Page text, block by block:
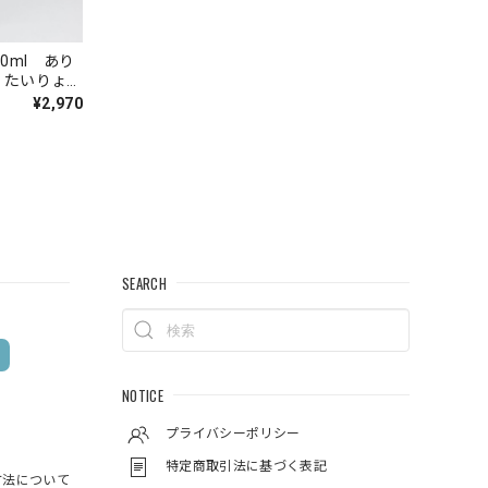
あり
いりょう
¥2,970
について
SEARCH
NOTICE
プライバシーポリシー
特定商取引法に基づく表記